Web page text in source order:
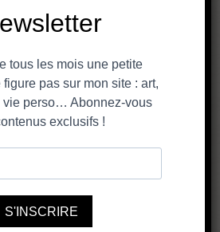
Room by
the
to be